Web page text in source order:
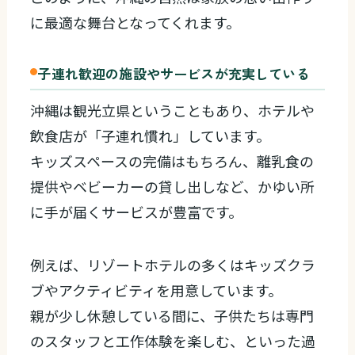
に最適な舞台となってくれます。
子連れ歓迎の施設やサービスが充実している
沖縄は観光立県ということもあり、ホテルや
飲食店が「子連れ慣れ」しています。
キッズスペースの完備はもちろん、離乳食の
提供やベビーカーの貸し出しなど、かゆい所
に手が届くサービスが豊富です。
例えば、リゾートホテルの多くはキッズクラ
ブやアクティビティを用意しています。
親が少し休憩している間に、子供たちは専門
のスタッフと工作体験を楽しむ、といった過